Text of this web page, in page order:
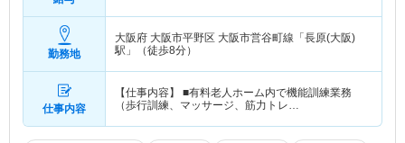
勤務地
大阪府 大阪市平野区 大阪市営谷町線「長原(大阪)
駅」（徒歩8分）
仕事内容
【仕事内容】 ■有料老人ホーム内で機能訓練業務
（歩行訓練、マッサージ、筋力トレ…